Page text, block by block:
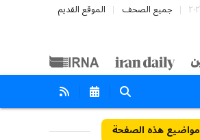
جميع الصحف الموقع القديم
مواضيع هذه الصفحة